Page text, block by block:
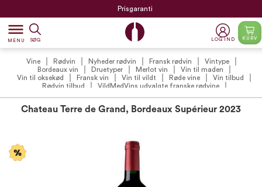
Prisgaranti
dehaze
MENU SØG LOG IND KURV
Vine Rødvin Nyheder rødvin Fransk rødvin
Vintype
Bordeaux vin
Druetyper Merlot vin
Vin til maden
Vin til oksekød
Fransk vin Vin til vildt Røde vine
Vin tilbud
Rødvin tilbud
VildMedVins udvalgte franske rødvine
VildMedVins anbefalede rødvin (VIP)
Vintilbud under 100 kr.
Chateau Terre de Grand, Bordeaux Supérieur 2023